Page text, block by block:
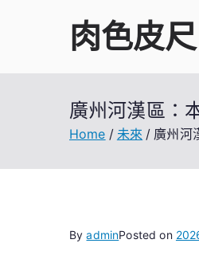
肉色皮尺
廣州河漢區：
Home 未來 廣州河
ByadminPosted on